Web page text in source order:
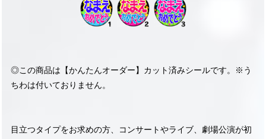
◎この商品は【かんたんオーダー】カット済みシールです。※う
ちわは付いておりません。
目立つタイプをお求めの方、コンサートやライブ、劇場公演が初